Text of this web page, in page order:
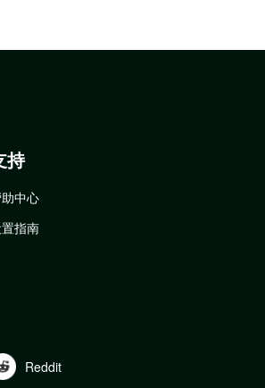
持
中心
指南
Reddit